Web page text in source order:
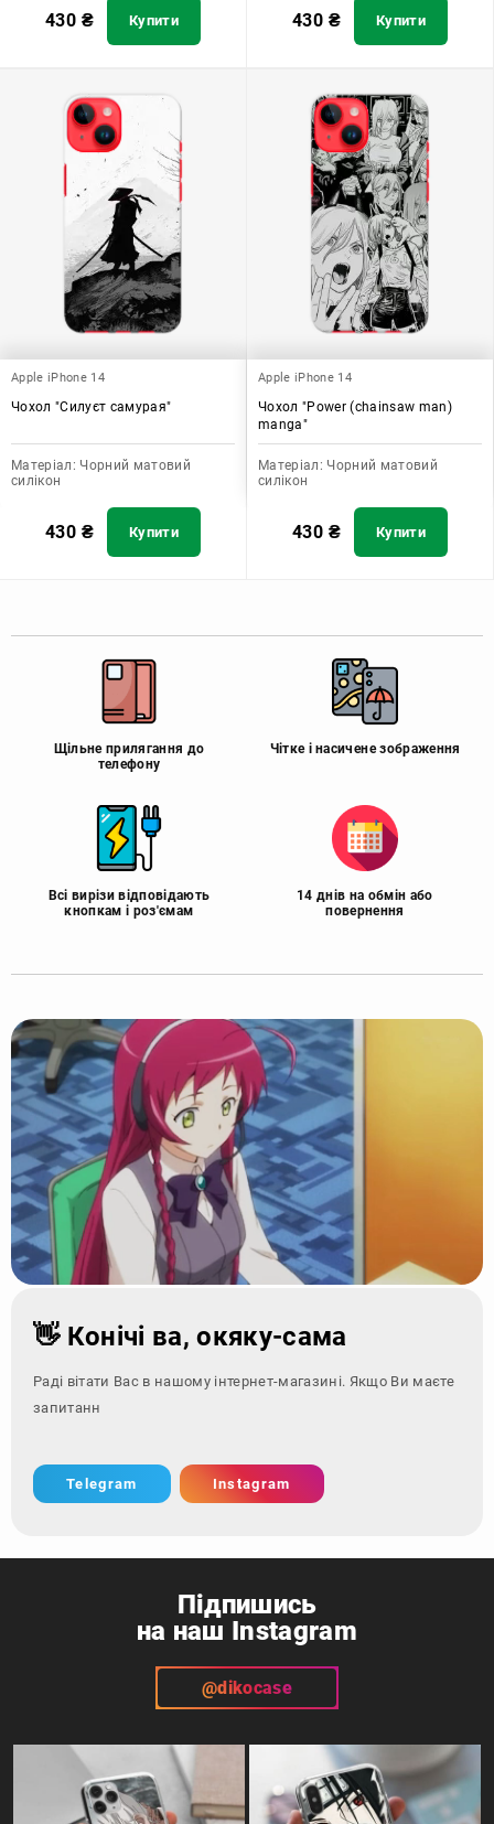
430 ₴ Купити 430 ₴ Купити
Apple iPhone 14
Чохол "Силуєт самурая"
Матеріал: Чорний матовий
силікон
430 ₴ Купити
Apple iPhone 14
Чохол "Power (chainsaw man)
manga"
Матеріал: Чорний матовий
силікон
430 ₴ Купити
Щільне прилягання до
телефону
Чітке і насичене зображення
Всі вирізи відповідають
кнопкам і роз'ємам
14 днів на обмін або
повернення
👋 Конічі ва, окяку-сама
Раді вітати Вас в нашому інтернет-магазині. Якщо Ви маєте
запитання - зверніт
Telegram Instagram
Підпишись
на наш Instagram
@dikocase